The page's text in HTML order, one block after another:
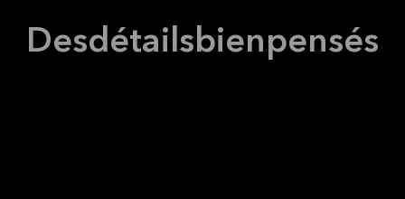
Desdétailsbienpensés